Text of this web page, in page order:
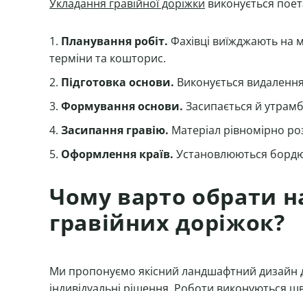
Укладання гравійної доріжки виконується
Планування робіт. Фахівці виїжджають на
терміни та кошторис.
Підготовка основи. Виконується
Формування основи. Засипається й
Засипання гравію. Матеріал рівномірно
Оформлення країв. Установлюються
Чому варто обрати
гравійних доріжок?
Ми пропонуємо якісний ландшафтний дизайн